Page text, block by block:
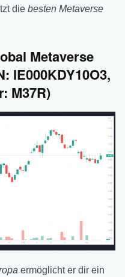
die besten Metaverse
Metaverse
IE000KDY10O3,
M37R)
ermöglicht er dir ein